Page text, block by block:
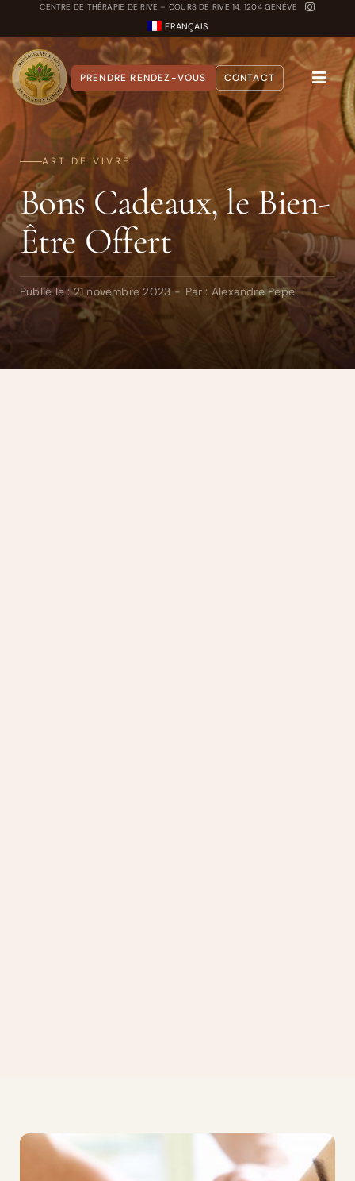
contenu
CENTRE DE THÉRAPIE DE RIVE – COURS DE RIVE 14, 1204 GENÈVE
FRANÇAIS
Toggle
A propos
Nos Soins
Carnet Ayurvédique
Quiz Dosha
PRENDRE RENDEZ-VOUS CONTACT
ART DE VIVRE
Bons Cadeaux, le Bien-
Être Offert
Publié le : 21 novembre 2023 - Par : Alexandre Pepe